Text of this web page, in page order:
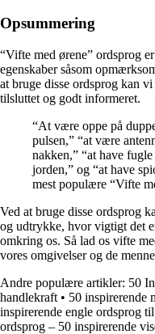
Opsummering
“Vifte med ørene” ordsprog
egenskaber såsom
at bruge disse ordsprog kan
tilsluttet og godt informeret.
“At være oppe på
pulsen,” “at være
nakken,” “at have
jorden,” og “at have
mest populære “Vifte
Ved at bruge disse ordsprog
og udtrykke, hvor vigtigt det
omkring os. Så lad os vifte
vores omgivelser og de
Andre populære artikler: 50
handlekraft • 50 inspirerende
inspirerende engle ordsprog
ordsprog – 50 inspirerende